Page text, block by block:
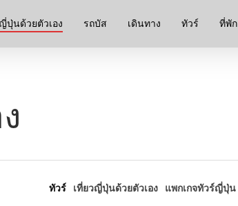
ปุ่นด้วยตัวเอง รถบัส เดินทาง ทัวร์ ที่พัก
ทัวร์ เที่ยวญี่ปุ่นด้วยตัวเอง แพกเกจทัวร์ญี่ปุ่น